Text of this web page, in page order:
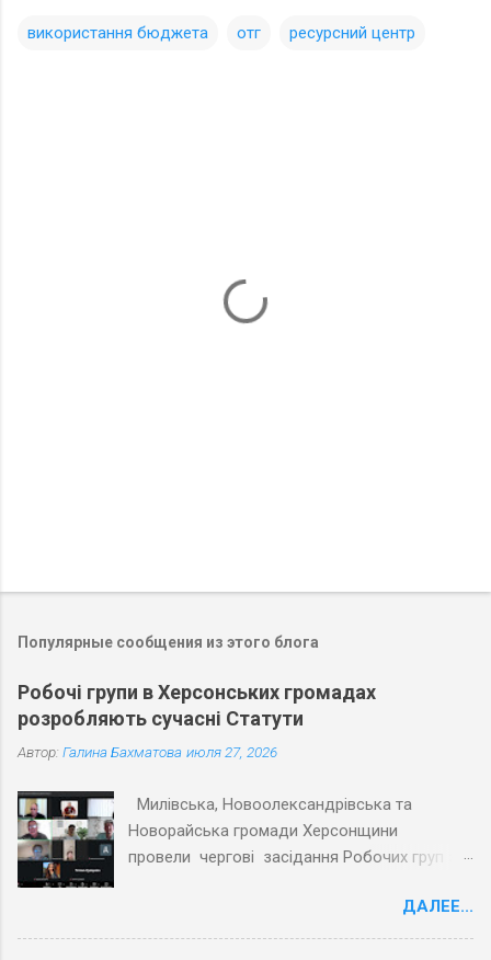
використання бюджета отг ресурсний центр
Популярные сообщения из этого блога
Робочі групи в Херсонських громадах
розробляють сучасні Статути
Автор: Галина Бахматова июля 27, 2026
Милівська, Новоолександрівська та
Новорайська громади Херсонщини
провели чергові засідання Робочих груп з
політичних і соціальних досліджень
(ПЦПСД) та з активістами громад, які
ДАЛЕЕ...